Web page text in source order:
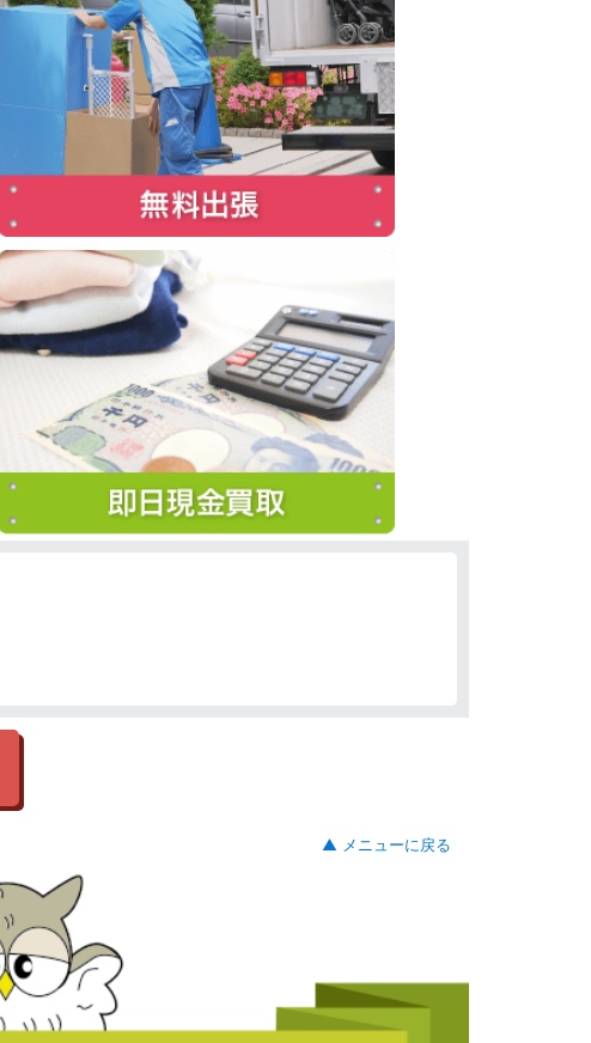
▲ メニューに戻る